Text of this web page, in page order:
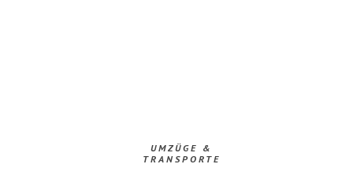
UMZÜGE &
TRANSPORTE